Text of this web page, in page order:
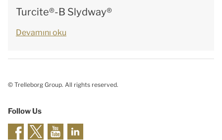
Turcite®-B Slydway®
Devamını oku
© Trelleborg Group. All rights reserved.
Follow Us